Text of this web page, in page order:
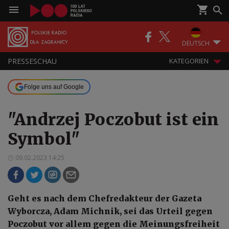
DEUTSCH
PRESSESCHAU KATEGORIEN
Folge uns auf Google
"Andrzej Poczobut ist ein
Symbol"
09.02.2023 14:25
Geht es nach dem Chefredakteur der Gazeta
Wyborcza, Adam Michnik, sei das Urteil gegen
Poczobut vor allem gegen die Meinungsfreiheit